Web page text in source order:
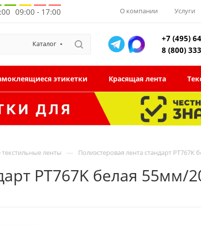
09:00 - 17:00 О компании Услуги
Каталог
+7 (495)
8 (800)
этикетки Красящая лента
ленты — Полиэстеровая лента стандарт PT767K
PT767K белая 55мм/